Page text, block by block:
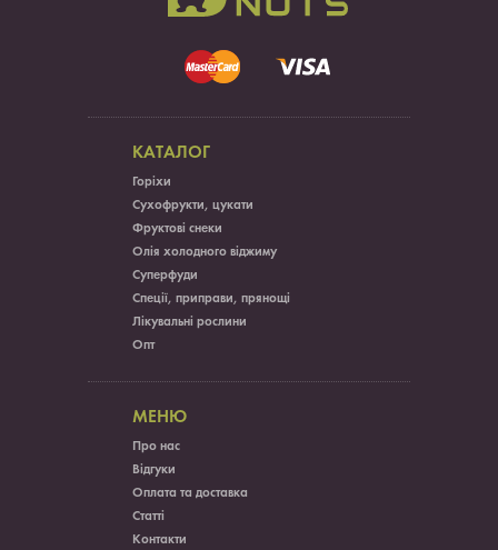
КАТАЛОГ
Горіхи
Сухофрукти, цукати
Фруктові снеки
Олія холодного віджиму
Суперфуди
Спеції, приправи, прянощі
Лікувальні рослини
Опт
МЕНЮ
Про нас
Відгуки
Оплата та доставка
Статті
Контакти